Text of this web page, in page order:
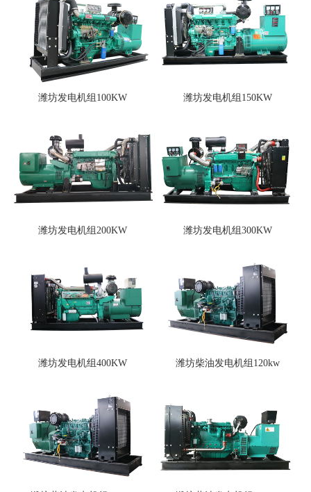
潍坊发电机组100KW 潍坊发电机组150KW
潍坊发电机组200KW 潍坊发电机组300KW
潍坊发电机组400KW 潍坊柴油发电机组120kw